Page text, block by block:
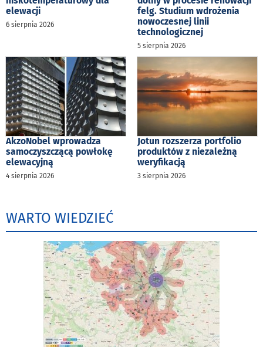
elewacji
6 sierpnia 2026
felg. Studium wdrożenia
nowoczesnej linii
technologicznej
5 sierpnia 2026
AkzoNobel wprowadza
samoczyszczącą powłokę
elewacyjną
4 sierpnia 2026
Jotun rozszerza portfolio
produktów z niezależną
weryfikacją
3 sierpnia 2026
WARTO WIEDZIEĆ